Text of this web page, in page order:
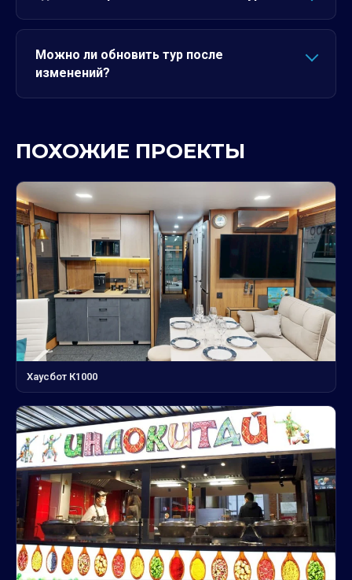
Можно ли обновить тур после
изменений?
ПОХОЖИЕ ПРОЕКТЫ
Хаусбот К1000